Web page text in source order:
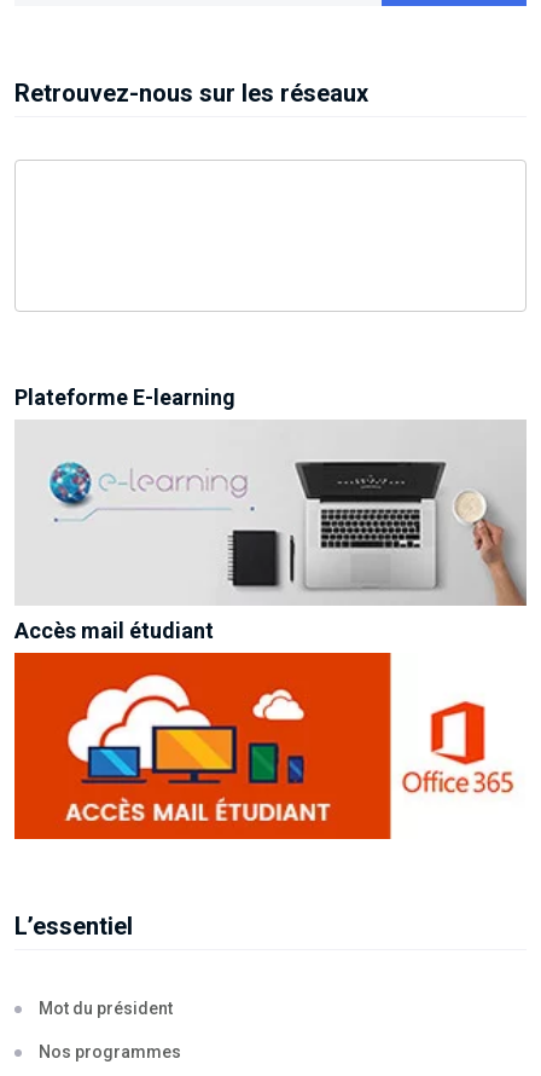
Retrouvez-nous sur les réseaux
Plateforme E-learning
Accès mail étudiant
L’essentiel
Mot du président
Nos programmes